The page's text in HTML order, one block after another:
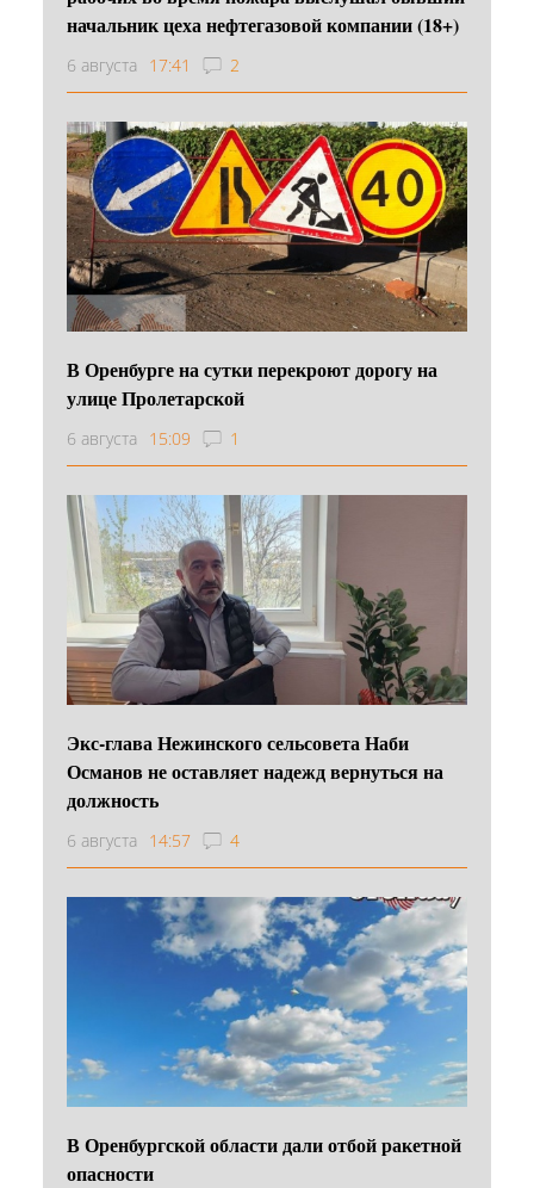
начальник цеха нефтегазовой компании (18+)
6 августа 17:41 2
В Оренбурге на сутки перекроют дорогу на
улице Пролетарской
6 августа 15:09 1
Экс-глава Нежинского сельсовета Наби
Османов не оставляет надежд вернуться на
должность
6 августа 14:57 4
В Оренбургской области дали отбой ракетной
опасности